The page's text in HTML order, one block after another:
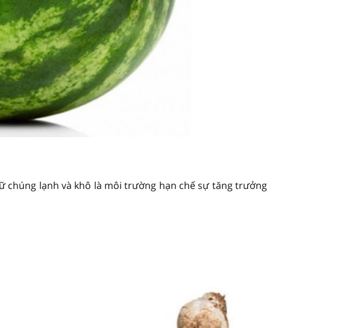
chúng lạnh và khô là môi trường hạn chế sự tăng trưởng